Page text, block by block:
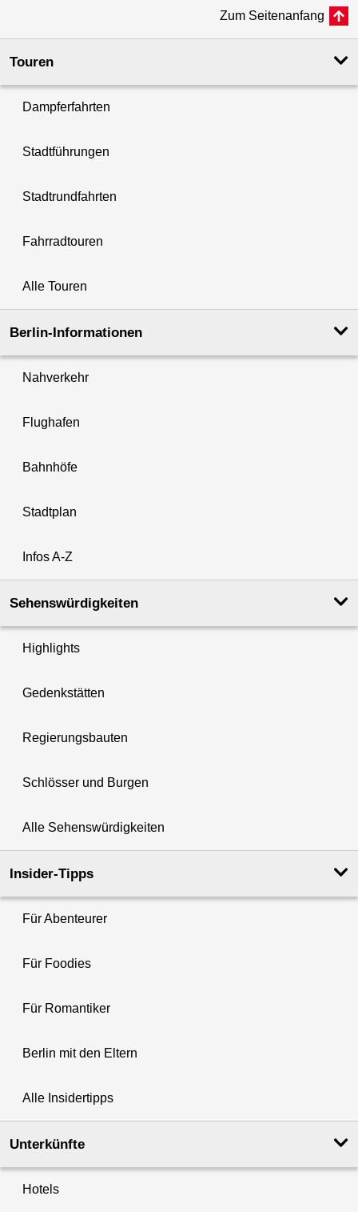
Zum Seitenanfang
Touren
Dampferfahrten
Stadtführungen
Stadtrundfahrten
Fahrradtouren
Alle Touren
Berlin-Informationen
Nahverkehr
Flughafen
Bahnhöfe
Stadtplan
Infos A-Z
Sehenswürdigkeiten
Highlights
Gedenkstätten
Regierungsbauten
Schlösser und Burgen
Alle Sehenswürdigkeiten
Insider-Tipps
Für Abenteurer
Für Foodies
Für Romantiker
Berlin mit den Eltern
Alle Insidertipps
Unterkünfte
Hotels